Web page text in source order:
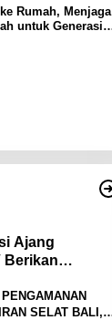
Rumah, Menjaga
untuk Generasi
Ajang
Berikan
SELAT BALI,